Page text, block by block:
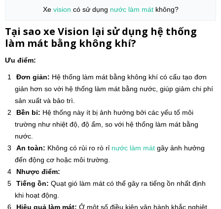
Xe vision có sử dụng nước làm mátkhông?
Tại sao xe Vision lại sử dụng hệ thống
làm mát bằng không khí?
Ưu điểm:
Đơn giản: Hệ thống làm mát bằng không khí có cấu tạo đơn
giản hơn so với hệ thống làm mát bằng nước, giúp giảm chi phí
sản xuất và bảo trì.
Bền bỉ: Hệ thống này ít bị ảnh hưởng bởi các yếu tố môi
trường như nhiệt độ, độ ẩm, so với hệ thống làm mát bằng
nước.
An toàn: Không có rủi ro rò rỉ nước làm mát gây ảnh hưởng
đến động cơ hoặc môi trường.
Nhược điểm:
Tiếng ồn: Quạt gió làm mát có thể gây ra tiếng ồn nhất định
khi hoạt động.
Hiệu quả làm mát: Ở một số điều kiện vận hành khắc nghiệt,